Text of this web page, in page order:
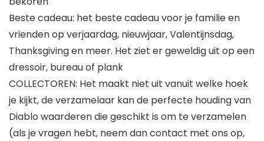
Beste cadeau: het beste cadeau voor je familie en
vrienden op verjaardag, nieuwjaar, Valentijnsdag,
Thanksgiving en meer. Het ziet er geweldig uit op een
dressoir, bureau of plank
COLLECTOREN: Het maakt niet uit vanuit welke hoek
je kijkt, de verzamelaar kan de perfecte houding van
Diablo waarderen die geschikt is om te verzamelen
(als je vragen hebt, neem dan contact met ons op,